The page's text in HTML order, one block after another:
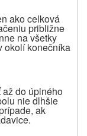
ako celková
približne
na všetky
okolí konečníka
až do úplného
nie dlhšie
ak